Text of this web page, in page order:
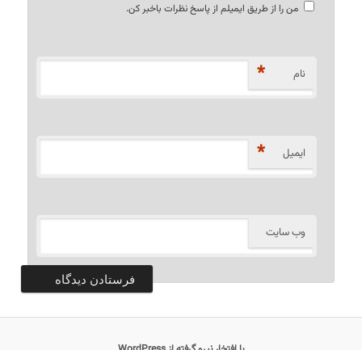
من را از طریق ایمیلم از پاسخ نظرات باخبر کن.
نام *
ایمیل *
وب‌ سایت